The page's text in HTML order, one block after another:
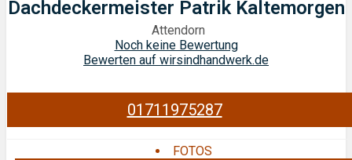
Dachdeckermeister Patrik Kaltemorgen
Attendorn
Noch keine Bewertung
Bewerten auf wirsindhandwerk.de
01711975287
FOTOS